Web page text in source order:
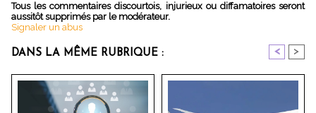
Tous les commentaires discourtois, injurieux ou diffamatoires seront
aussitôt supprimés par le modérateur.
Signaler un abus
DANS LA MÊME RUBRIQUE : < >